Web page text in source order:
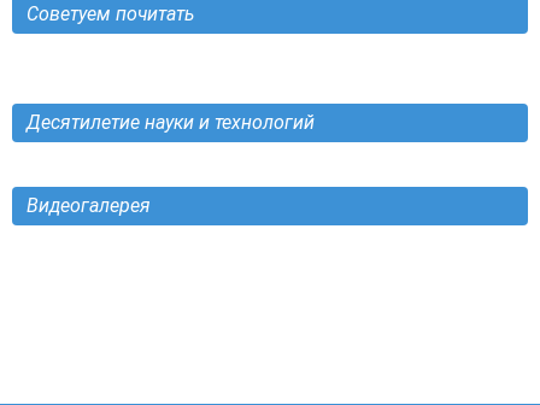
Советуем почитать
Десятилетие науки и технологий
Видеогалерея